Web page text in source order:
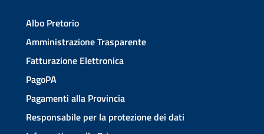
Albo Pretorio
Amministrazione Trasparente
Fatturazione Elettronica
PagoPA
Pagamenti alla Provincia
Responsabile per la protezione dei dati